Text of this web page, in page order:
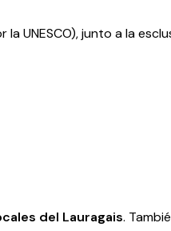
UNESCO), junto a la
del Lauragais.